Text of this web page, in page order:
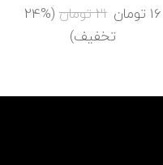
16 تومان 21تومان (24%
تخفیف)